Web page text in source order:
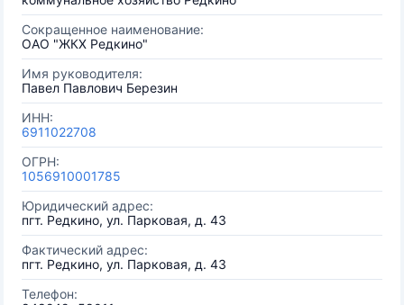
Сокращенное наименование:
ОАО "ЖКХ Редкино"
Имя руководителя:
Павел Павлович Березин
ИНН:
6911022708
ОГРН:
1056910001785
Юридический адрес:
пгт. Редкино, ул. Парковая, д. 43
Фактический адрес:
пгт. Редкино, ул. Парковая, д. 43
Телефон: